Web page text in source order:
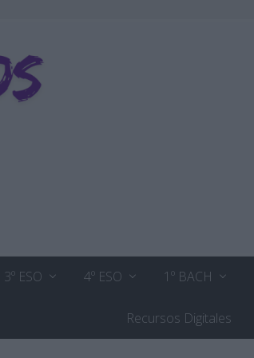
3º ESO 4º ESO 1º BACH
Recursos Digitales